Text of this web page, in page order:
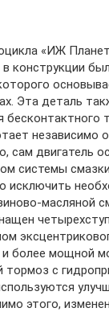
«ИЖ
конструкции
Эта деталь
бесконтактного
независимо
сам двигатель
системы
исключить
масляной
более мощной
с
этого,